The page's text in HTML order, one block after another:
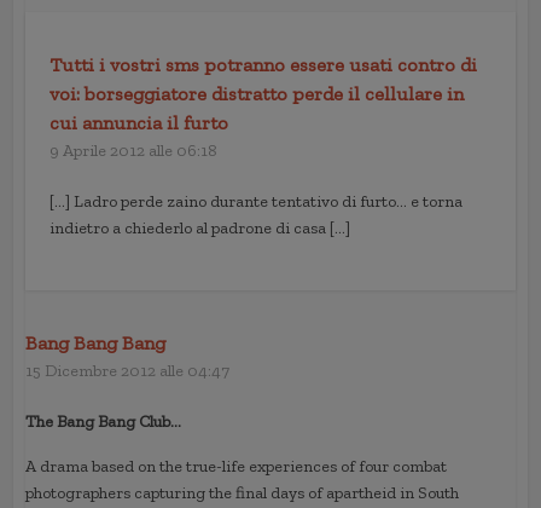
Tutti i vostri sms potranno essere usati contro di
voi: borseggiatore distratto perde il cellulare in
cui annuncia il furto
9 Aprile 2012 alle 06:18
[…] Ladro perde zaino durante tentativo di furto… e torna
indietro a chiederlo al padrone di casa […]
Bang Bang Bang
15 Dicembre 2012 alle 04:47
The Bang Bang Club…
A drama based on the true-life experiences of four combat
photographers capturing the final days of apartheid in South